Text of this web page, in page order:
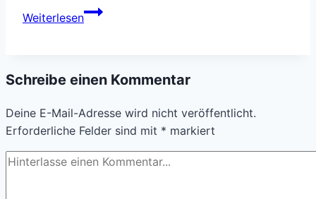
Weiterlesen
A
small
Schreibe einen Kommentar
Deine E-Mail-Adresse wird nicht veröffentlicht.
Erforderliche Felder sind mit * markiert